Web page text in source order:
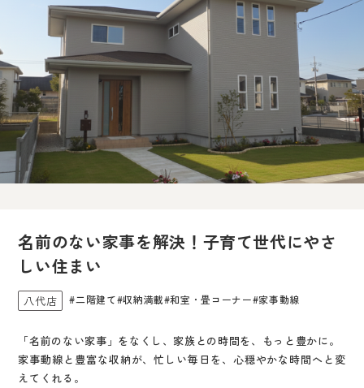
名前のない家事を解決！子育て世代にやさ
しい住まい
八代店 #二階建て#収納満載#和室・畳コーナー#家事動線
「名前のない家事」をなくし、家族との時間を、もっと豊かに。
家事動線と豊富な収納が、忙しい毎日を、心穏やかな時間へと変
えてくれる。